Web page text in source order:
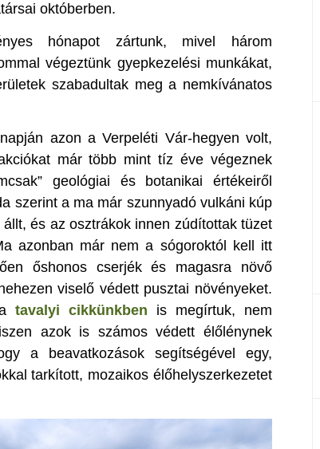
októberben.
hónapot zártunk, mivel három
végeztünk gyepkezelési munkákat,
szabadultak meg a nemkívánatos
azon a Verpeléti Vár-hegyen volt,
már több mint tíz éve végeznek
geológiai és botanikai értékeiről
szerint a ma már szunnyadó vulkáni kúp
és az osztrákok innen zúdítottak tüzet
azonban már nem a sógoroktól kell itt
őshonos cserjék és magasra növő
viselő védett pusztai növényeket.
tavalyi cikkünkben is megírtuk, nem
azok is számos védett élőlénynek
a beavatkozások segítségével egy,
tarkított, mozaikos élőhelyszerkezetet